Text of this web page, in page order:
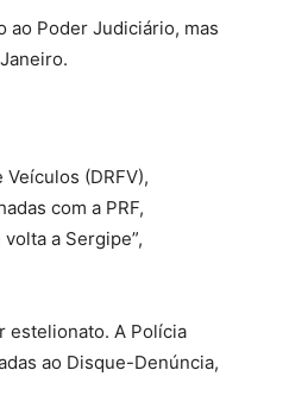
ao Poder Judiciário, mas
(DRFV),
com a PRF,
a Sergipe”,
estelionato. A Polícia
ao Disque-Denúncia,